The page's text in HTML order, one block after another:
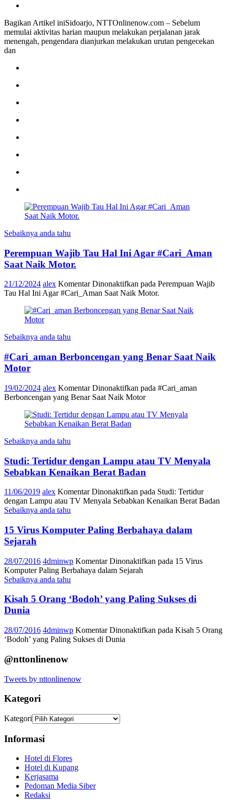
Bagikan Artikel iniSidoarjo, NTTOnlinenow.com – Sebelum
memulai aktivitas harian maupun melakukan perjalanan jarak
menengah, pengendara dianjurkan melakukan urutan pengecekan
dan
Sebaiknya anda tahu
Perempuan Wajib Tau Hal Ini Agar #Cari_Aman
Saat Naik Motor.
21/12/2024 alex Komentar Dinonaktifkan pada Perempuan Wajib
Tau Hal Ini Agar #Cari_Aman Saat Naik Motor.
Sebaiknya anda tahu
#Cari_aman Berboncengan yang Benar Saat Naik
Motor
19/02/2024 alex Komentar Dinonaktifkan pada #Cari_aman
Berboncengan yang Benar Saat Naik Motor
Sebaiknya anda tahu
Studi: Tertidur dengan Lampu atau TV Menyala
Sebabkan Kenaikan Berat Badan
11/06/2019 alex Komentar Dinonaktifkan pada Studi: Tertidur
dengan Lampu atau TV Menyala Sebabkan Kenaikan Berat Badan
Sebaiknya anda tahu
15 Virus Komputer Paling Berbahaya dalam
Sejarah
28/07/2016 4dminwp Komentar Dinonaktifkan pada 15 Virus
Komputer Paling Berbahaya dalam Sejarah
Sebaiknya anda tahu
Kisah 5 Orang ‘Bodoh’ yang Paling Sukses di
Dunia
28/07/2016 4dminwp Komentar Dinonaktifkan pada Kisah 5 Orang
‘Bodoh’ yang Paling Sukses di Dunia
@nttonlinenow
Tweets by nttonlinenow
Kategori
Kategori
Informasi
Hotel di Flores
Hotel di Kupang
Kerjasama
Pedoman Media Siber
Redaksi